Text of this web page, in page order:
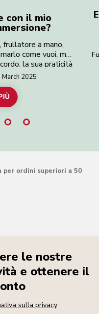
con il mio
frullatore a mano,
come vuoi, ma
la sua praticità
da poterlo riporre
o sul piano di
da poterlo
hai già uno, o se
con un
March 2025
ordini superiori a 50
le nostre
e ottenere il
sulla privacy